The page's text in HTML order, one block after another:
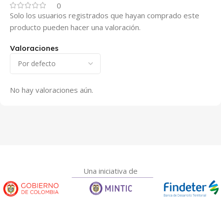
0
Valoraciones
No hay valoraciones aún.
Solo los usuarios registrados que hayan comprado este
producto pueden hacer una valoración.
Una iniciativa de